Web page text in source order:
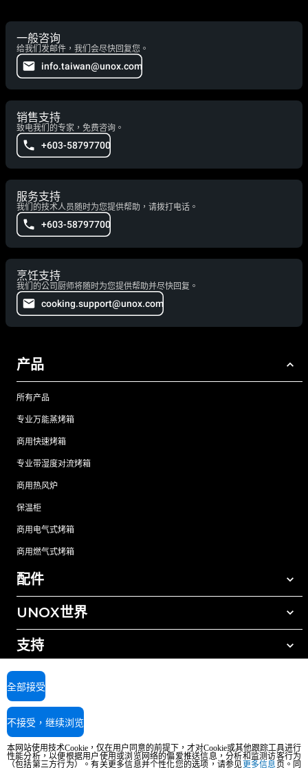
一般咨询
给我们发邮件，我们会尽快回复您。
info.taiwan@unox.com
销售支持
致电我们的专家，免费咨询。
+603-58797700
服务支持
我们的技术人员随时为您提供帮助，请拨打电话。
+603-58797700
烹饪支持
我们的公司厨师将随时为您提供帮助并尽快回复。
cooking.support@unox.com
产品
所有产品
专业万能蒸烤箱
商用快速烤箱
专业带湿度对流烤箱
商用热风炉
保温柜
商用电气式烤箱
商用燃气式烤箱
配件
所有配件
手动清洗清洁剂
树脂过滤水处理
反渗透水处理
UNOX世界
我们在全球的办事处
支持
UNOX质保
查找经销商
查找服务中心
版权所有2026 UNOX SpA保留所有权利。Reg.Imp.Padova n°04230750285 -
REA Padova 372835 - Cap.Soc.5.000.000€iv - 增值税/税号04230750285 - IT
AI Content Disclaimer
本网站使用技术Cookie，仅在用户同意的前提下，才对Cookie或其他跟踪工具进行
性能分析，以便根据用户使用或浏览网络的偏爱推送信息，分析和监测访客行为
（包括第三方行为）。有关更多信息并个性化您的选项，请参见更多信息 页。同
全部接受
不接受，继续浏览